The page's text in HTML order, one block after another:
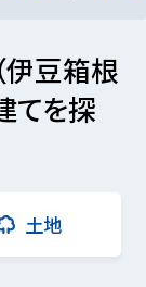
伊豆箱根
てを探
土地